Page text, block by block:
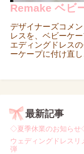
Remake ベビ
デザイナーズコメ
レスを、ベビーケ
エディングドレス
ーケープに付け直し
最新記事
◇夏季休業のお知ら
ウェディングドレス
弾